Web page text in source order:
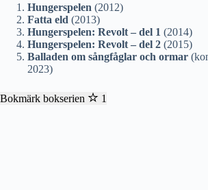
Hungerspelen (2012)
Fatta eld (2013)
Hungerspelen: Revolt – del 1 (2014)
Hungerspelen: Revolt – del 2 (2015)
Balladen om sångfåglar och ormar
2023)
Bokmärk bokserien 1